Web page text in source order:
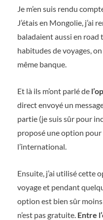
Je m’en suis rendu
J’étais en Mongolie, j’ai
baladaient aussi en road
habitudes de voyages,
même banque.
Et là ils m’ont parlé de
direct envoyé un
partie (je suis sûr pour
proposé une option
l’international.
Ensuite, j’ai utilisé cette
voyage et pendant
option est bien sûr
n’est pas gratuite. Entre